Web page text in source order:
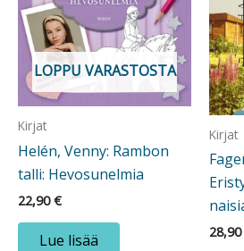
LOPPU VARASTOSTA
Kirjat
Helén, Venny: Rambon
talli: Hevosunelmia
22,90€
Lue lisää
Kirjat
28,90